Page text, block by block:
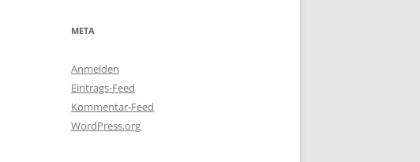
META
Anmelden
Eintrags-Feed
Kommentar-Feed
WordPress.org